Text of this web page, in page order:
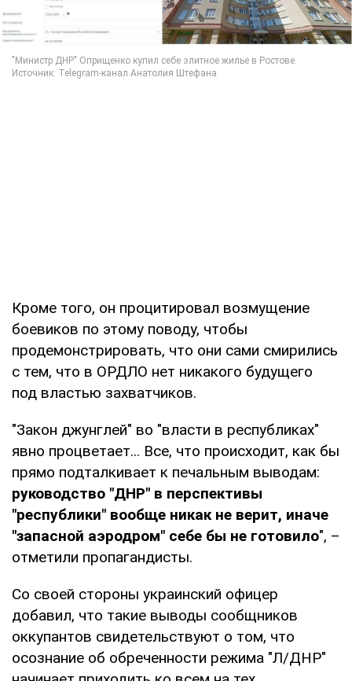
Кроме того, он процитировал возмущение
боевиков по этому поводу, чтобы
продемонстрировать, что они сами смирились
с тем, что в ОРДЛО нет никакого будущего
под властью захватчиков.
"Закон джунглей" во "власти в республиках"
явно процветает... Все, что происходит, как бы
прямо подталкивает к печальным выводам:
руководство "ДНР" в перспективы
"республики" вообще никак не верит, иначе
"запасной аэродром" себе бы не готовило", –
отметили пропагандисты.
Со своей стороны украинский офицер
добавил, что такие выводы сообщников
оккупантов свидетельствуют о том, что
осознание об обреченности режима "Л/ДНР"